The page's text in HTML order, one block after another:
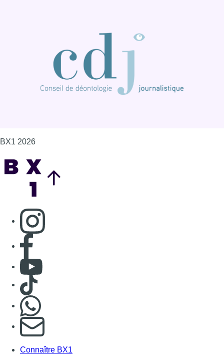
BX1 2026
Consulter page Instagram
Consulter page Facebook
Consulter Youtube
Consulter TikTok
S'abonner à notre newsletter
Connaître BX1